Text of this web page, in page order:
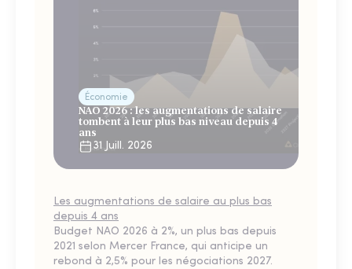
Économie
NAO 2026 : les augmentations de salaire
tombent à leur plus bas niveau depuis 4
ans
31 Juill. 2026
Les augmentations de salaire au plus bas
depuis 4 ans
Budget NAO 2026 à 2%, un plus bas depuis
2021 selon Mercer France, qui anticipe un
rebond à 2,5% pour les négociations 2027.